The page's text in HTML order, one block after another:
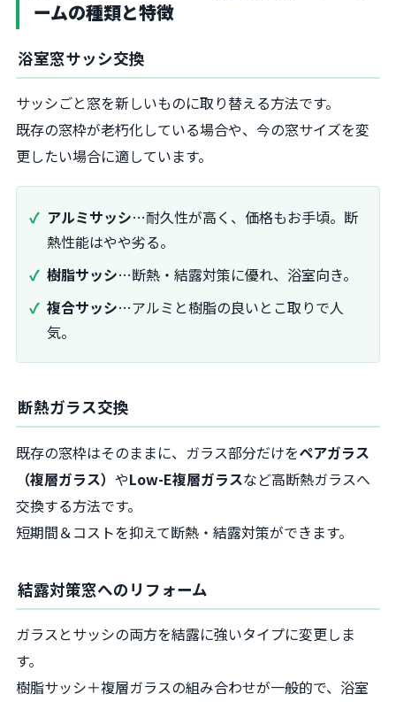
ームの種類と特徴
浴室窓サッシ交換
サッシごと窓を新しいものに取り替える方法です。
既存の窓枠が老朽化している場合や、今の窓サイズを変
更したい場合に適しています。
アルミサッシ…耐久性が高く、価格もお手頃。断
熱性能はやや劣る。
樹脂サッシ…断熱・結露対策に優れ、浴室向き。
複合サッシ…アルミと樹脂の良いとこ取りで人
気。
断熱ガラス交換
既存の窓枠はそのままに、ガラス部分だけをペアガラス
（複層ガラス） やLow-E複層ガラスなど高断熱ガラスへ
交換する方法です。
短期間＆コストを抑えて断熱・結露対策ができます。
結露対策窓へのリフォーム
ガラスとサッシの両方を結露に強いタイプに変更しま
す。
樹脂サッシ＋複層ガラスの組み合わせが一般的で、浴室